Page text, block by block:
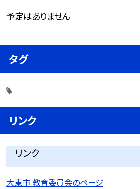
予定はありません
タグ
リンク
リンク
大東市 教育委員会のページ